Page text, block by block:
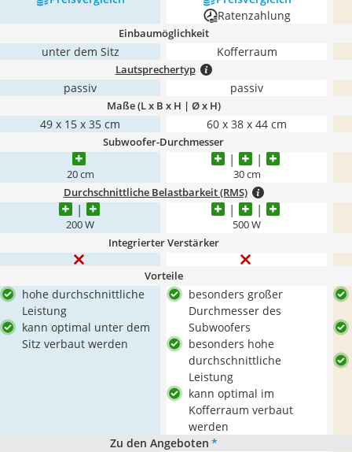
Ratenzahlung
Einbaumöglichkeit
unter dem Sitz Kofferraum
Lautsprechertyp
passiv passiv
Maße (L x B x H | Ø x H)
49 x 15 x 35 cm 60 x 38 x 44 cm
Subwoofer-Durchmesser
20 cm 30 cm
Durchschnittliche Belastbarkeit (RMS)
200 W 500 W
Integrierter Verstärker
Vorteile
hohe durchschnittliche
Leistung
kann optimal unter dem
Sitz verbaut werden
besonders großer
Durchmesser des
Subwoofers
besonders hohe
durchschnittliche
Leistung
kann optimal im
Kofferraum verbaut
werden
Zu den Angeboten *